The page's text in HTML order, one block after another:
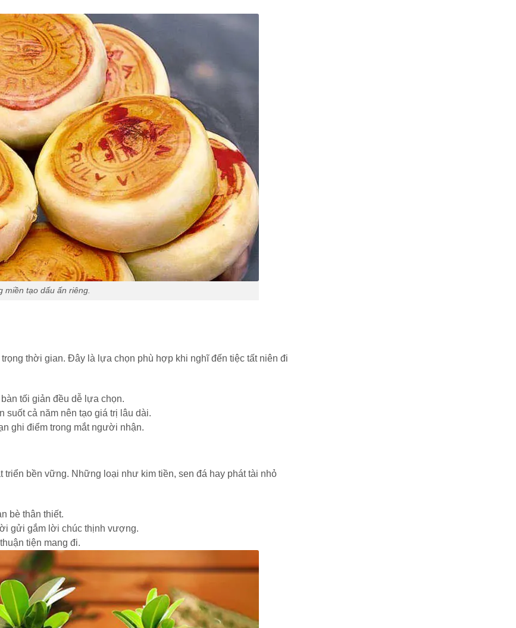
miền tạo dấu ấn riêng.
thời gian. Đây là lựa chọn phù hợp khi nghĩ đến tiệc tất niên đi
tối giản đều dễ lựa chọn.
suốt cả năm nên tạo giá trị lâu dài.
ghi điểm trong mắt người nhận.
bền vững. Những loại như kim tiền, sen đá hay phát tài nhỏ
bè thân thiết.
gửi gắm lời chúc thịnh vượng.
tiện mang đi.